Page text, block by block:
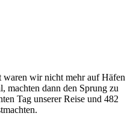
waren wir nicht mehr auf Häfen
machten dann den Sprung zu
Tag unserer Reise und 482